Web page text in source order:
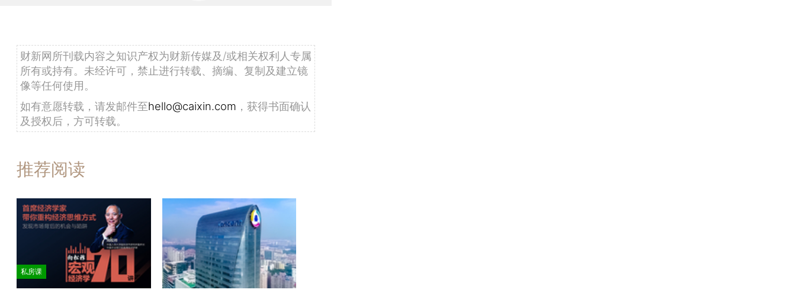
财新网所刊载内容之知识产权为财新传媒及/或相关权利人专属
所有或持有。未经许可，禁止进行转载、摘编、复制及建立镜
像等任何使用。
如有意愿转载，请发邮件至hello@caixin.com ，获得书面确认
及授权后，方可转载。
推荐阅读
私房课